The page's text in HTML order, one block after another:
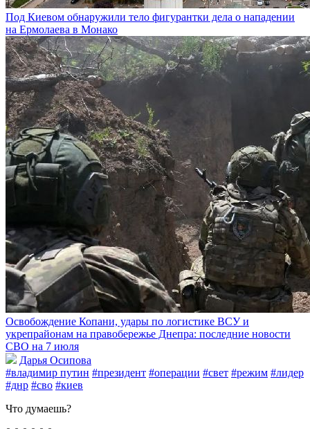
Под Киевом обнаружили тело фигурантки дела о нападении
на Ермолаева в Монако
Освобождение Копани, удары по логистике ВСУ и
укрепрайонам на правобережье Днепра: последние новости
СВО на 7 июля
Дарья Осипова
#владимир путин #президент #операции #свет #режим #лидер
#днр #сво #киев
Что думаешь?